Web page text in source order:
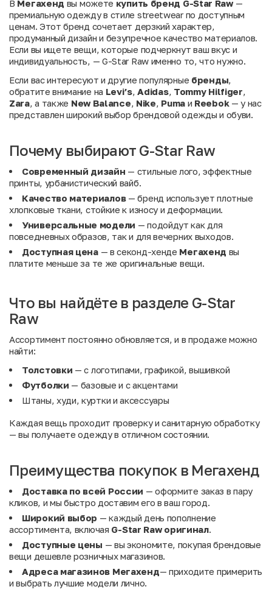
В Мегахенд вы можете купить бренд G-Star Raw—
премиальную одежду в стиле streetwear по доступным
ценам. Этот бренд сочетает дерзкий характер,
продуманный дизайн и безупречное качество материалов.
Если вы ищете вещи, которые подчеркнут ваш вкус и
индивидуальность, — G-Star Raw именно то, что нужно.
Если вас интересуют и другие популярные бренды,
обратите внимание на Levi’s,Adidas, Tommy Hilfiger,
Zara, а также New Balance, Nike, Pumaи Reebok— у нас
представлен широкий выбор брендовой одежды и обуви.
Почему выбирают G-Star Raw
Современный дизайн — стильные лого, эффектные
принты, урбанистический вайб.
Качество материалов— бренд использует плотные
хлопковые ткани, стойкие к износу и деформации.
Универсальные модели — подойдут как для
повседневных образов, так и для вечерних выходов.
Доступная цена— в секонд-хенде Мегахенд вы
платите меньше за те же оригинальные вещи.
Что вы найдёте в разделе G-Star
Raw
Ассортимент постоянно обновляется, и в продаже можно
найти:
Толстовки — с логотипами, графикой, вышивкой
Футболки — базовые и с акцентами
Штаны, худи, куртки и аксессуары
Каждая вещь проходит проверку и санитарную обработку
— вы получаете одежду в отличном состоянии.
Преимущества покупок в Мегахенд
Доставка по всей России — оформите заказ в пару
кликов, и мы быстро доставим его в ваш город.
Широкий выбор — каждый день пополнение
ассортимента, включая G-Star Raw оригинал.
Доступные цены — вы экономите, покупая брендовые
вещи дешевле розничных магазинов.
Адреса магазинов Мегахенд— приходите примерить
и выбрать лучшие модели лично.